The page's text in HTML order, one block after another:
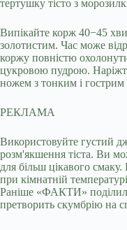
тертушку тісто з
Випікайте корж 40−45
золотистим. Час може
коржу повністю
цукровою пудрою.
ножем з тонким і гострим
РЕКЛАМА
Використовуйте густий
розм'якшення тіста. Ви
для більш цікавого смаку.
при кімнатній
Раніше «ФАКТИ»
претворить скумбрію на